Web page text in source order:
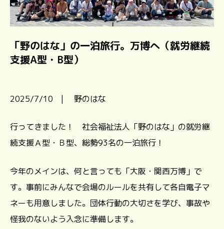
「野のはな」の一泊旅行。万博へ（就労継続
支援A型・B型）
2025/7/10 | 野のはな
行ってきました！ 社会福祉法人「野のはな」の就労継
続支援Ａ型・Ｂ型、総勢93名の一泊旅行！
今年のメインは、何と言っても「大阪・関西万博」で
す。事前にみんなで会場のルールを共有して各自電子マ
ネーも用意しました。団体行動の大切さを学び、事故や
怪我のないよう入念に準備します。